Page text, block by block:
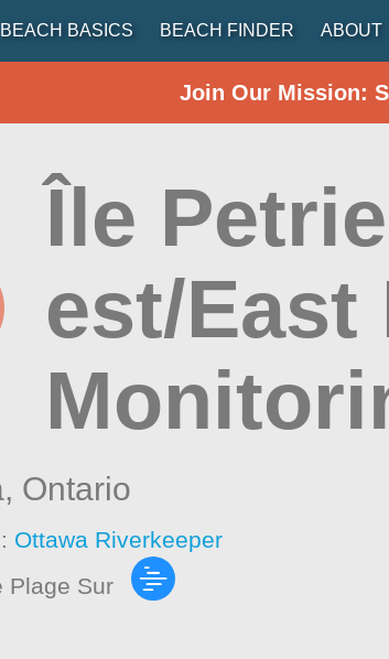
BEACH BASICS BEACH FINDER ABOUT
Join Our Mission:
Île
est/East
Ontario
Ottawa Riverkeeper
Plage Sur